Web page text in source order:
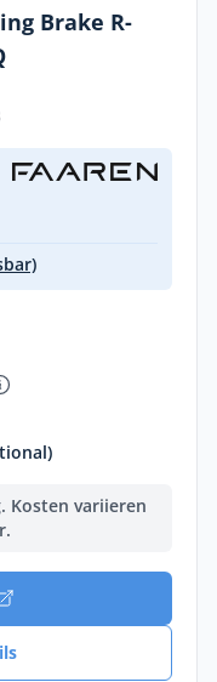
Brake R-
Kosten variieren